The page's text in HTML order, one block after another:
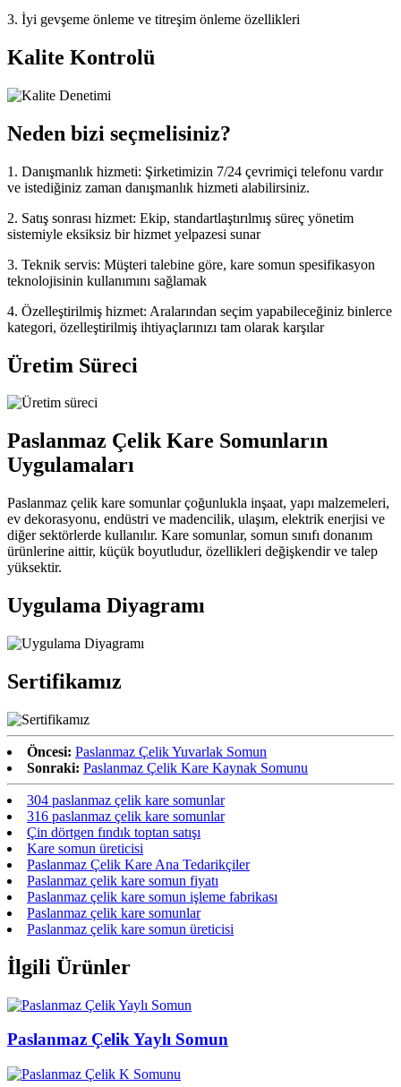
3. İyi gevşeme önleme ve titreşim önleme özellikleri
Kalite Kontrolü
Neden bizi seçmelisiniz?
1. Danışmanlık hizmeti: Şirketimizin 7/24 çevrimiçi telefonu vardır
ve istediğiniz zaman danışmanlık hizmeti alabilirsiniz.
2. Satış sonrası hizmet: Ekip, standartlaştırılmış süreç yönetim
sistemiyle eksiksiz bir hizmet yelpazesi sunar
3. Teknik servis: Müşteri talebine göre, kare somun spesifikasyon
teknolojisinin kullanımını sağlamak
4. Özelleştirilmiş hizmet: Aralarından seçim yapabileceğiniz binlerce
kategori, özelleştirilmiş ihtiyaçlarınızı tam olarak karşılar
Üretim Süreci
Paslanmaz Çelik Kare Somunların
Uygulamaları
Paslanmaz çelik kare somunlar çoğunlukla inşaat, yapı malzemeleri,
ev dekorasyonu, endüstri ve madencilik, ulaşım, elektrik enerjisi ve
diğer sektörlerde kullanılır. Kare somunlar, somun sınıfı donanım
ürünlerine aittir, küçük boyutludur, özellikleri değişkendir ve talep
yüksektir.
Uygulama Diyagramı
Sertifikamız
Öncesi: Paslanmaz Çelik Yuvarlak Somun
Sonraki: Paslanmaz Çelik Kare Kaynak Somunu
304 paslanmaz çelik kare somunlar
316 paslanmaz çelik kare somunlar
Çin dörtgen fındık toptan satışı
Kare somun üreticisi
Paslanmaz Çelik Kare Ana Tedarikçiler
Paslanmaz çelik kare somun fiyatı
Paslanmaz çelik kare somun işleme fabrikası
Paslanmaz çelik kare somunlar
Paslanmaz çelik kare somun üreticisi
İlgili Ürünler
Paslanmaz Çelik Yaylı Somun